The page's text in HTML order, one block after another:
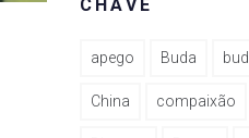
CHAVE
apego Buda
China compaixão